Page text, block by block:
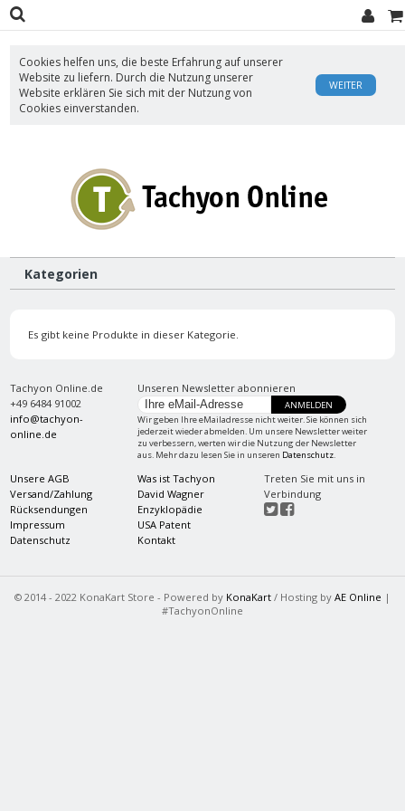
Cookies helfen uns, die beste Erfahrung auf unserer
Website zu liefern. Durch die Nutzung unserer
Website erklären Sie sich mit der Nutzung von
Cookies einverstanden.
WEITER
Kategorien
Es gibt keine Produkte in dieser Kategorie.
Tachyon Online.de
+49 6484 91002
info@tachyon-
online.de
Unseren Newsletter abonnieren
ANMELDEN
Wir geben Ihre eMailadresse nicht weiter. Sie können sich
jederzeit wieder abmelden. Um unsere Newsletter weiter
zu verbessern, werten wir die Nutzung der Newsletter
aus. Mehr dazu lesen Sie in unseren Datenschutz.
Unsere AGB
Versand/Zahlung
Rücksendungen
Impressum
Datenschutz
Was ist Tachyon
David Wagner
Enzyklopädie
USA Patent
Kontakt
Treten Sie mit uns in
Verbindung
© 2014 - 2022 KonaKart Store - Powered by KonaKart / Hosting by AE Online |
#TachyonOnline